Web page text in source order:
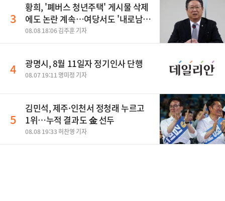
3
황희, '폐버스 청년주택' 게시물 삭제
에도 논란 계속…여당서도 '내로남
불' 비판
08.08 18:06 김주훈 기자
4 광명시, 8월 11일자 정기인사 단행
08.07 19:11 명미정 기자
5
김민석, 제주·인천서 정청래 누르고
1위…누적 결과도 金 선두
08.08 19:33 허찬영 기자